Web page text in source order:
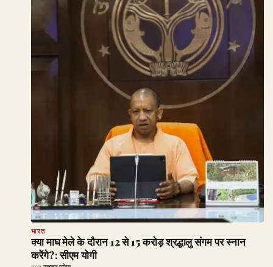
भारत
क्या माघ मेले के दौरान 12 से 15 करोड़ श्रद्धालु संगम पर स्नान
करेंगे?: सीएम योगी